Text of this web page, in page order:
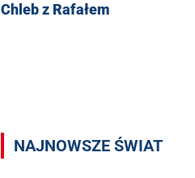
Chleb z Rafałem
NAJNOWSZE ŚWIAT